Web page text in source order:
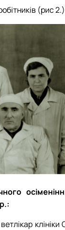
(рис
клініки